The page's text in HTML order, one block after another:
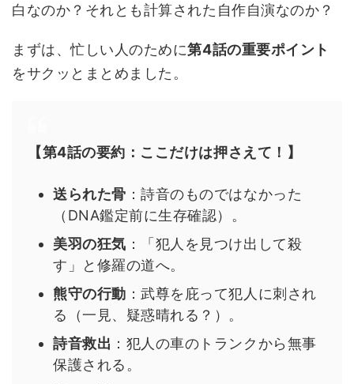
白なのか？それとも計算された自作自演なのか？
まずは、忙しい人のために第4話の重要ポイント
をサクッとまとめました。
【第4話の要約：ここだけは押さえて！】
送られた骨 ：詩音のものではなかった
（DNA鑑定前に生存確認）。
美羽の狂気 ：「犯人を見つけ出して殺
す」と修羅の道へ。
熊守の行動 ：武尊を庇って犯人に刺され
る（一見、疑惑晴れる？）。
詩音救出 ：犯人の車のトランクから無事
保護される。